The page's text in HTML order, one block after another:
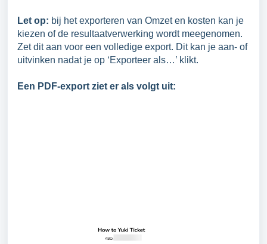
Let op: bij het exporteren van Omzet en kosten kan je
kiezen of de resultaatverwerking wordt meegenomen.
Zet dit aan voor een volledige export. Dit kan je aan- of
uitvinken nadat je op ‘Exporteer als…’ klikt.
Een PDF-export ziet er als volgt uit: